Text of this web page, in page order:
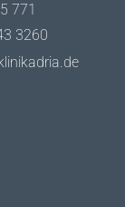
771
3260